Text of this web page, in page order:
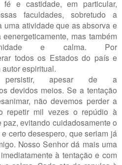
e castidade, em particular,
faculdades, sobretudo a
uma atividade que as absorva e
mas também
e calma. Por
todos os Estados do país e
espiritual.
apesar de a
devidos meios. Se a tentação
não devemos perder a
repetir mil vezes o repúdio à
evitando cuidadosamente o
certo desespero, que seriam já
Nosso Senhor dá mais uma
à tentação e com